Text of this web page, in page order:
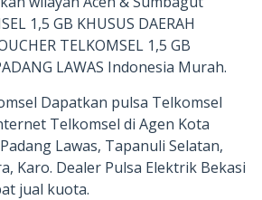
1,5 GB KHUSUS DAERAH
TELKOMSEL 1,5 GB
LAWAS Indonesia Murah.
Dapatkan pulsa Telkomsel
Telkomsel di Agen Kota
Lawas, Tapanuli Selatan,
Karo. Dealer Pulsa Elektrik Bekasi
jual kuota.